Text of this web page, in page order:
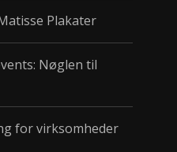
Plakater
Nøglen til
for virksomheder